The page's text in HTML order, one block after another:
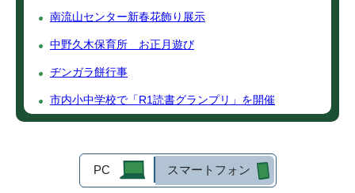
南流山センター新春花飾り展示
中野久木保育所 お正月遊び
ヂンガラ餅行事
市内小中学校で「R1読書グランプリ」を開催
PC スマートフォン